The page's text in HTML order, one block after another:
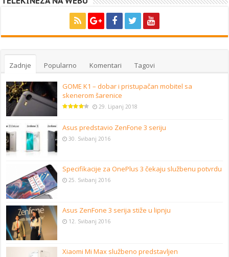
Zadnje Popularno Komentari Tagovi
GOME K1 – dobar i pristupačan mobitel sa
skenerom šarenice
29. Lipanj 2018
Asus predstavio ZenFone 3 seriju
30. Svibanj 2016
Specifikacije za OnePlus 3 čekaju službenu potvrdu
25. Svibanj 2016
Asus ZenFone 3 serija stiže u lipnju
12. Svibanj 2016
Xiaomi Mi Max službeno predstavljen